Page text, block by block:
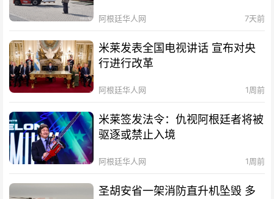
阿根廷华人网 7天前
米莱发表全国电视讲话 宣布对央
行进行改革
阿根廷华人网 1周前
米莱签发法令：仇视阿根廷者将被
驱逐或禁止入境
阿根廷华人网 1周前
圣胡安省一架消防直升机坠毁 多